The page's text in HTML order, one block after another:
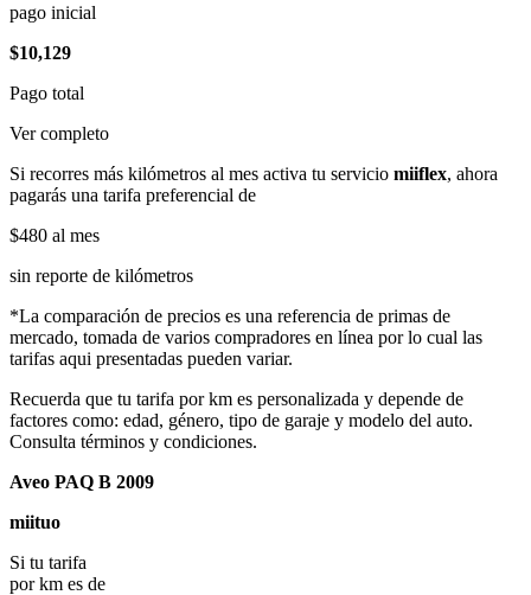
pago inicial
$10,129
Pago total
Ver completo
Si recorres más kilómetros al mes activa tu servicio miiflex, ahora
pagarás una tarifa preferencial de
$480 al mes
sin reporte de kilómetros
*La comparación de precios es una referencia de primas de
mercado, tomada de varios compradores en línea por lo cual las
tarifas aqui presentadas pueden variar.
Recuerda que tu tarifa por km es personalizada y depende de
factores como: edad, género, tipo de garaje y modelo del auto.
Consulta términos y condiciones.
Aveo PAQ B 2009
miituo
Si tu tarifa
por km es de